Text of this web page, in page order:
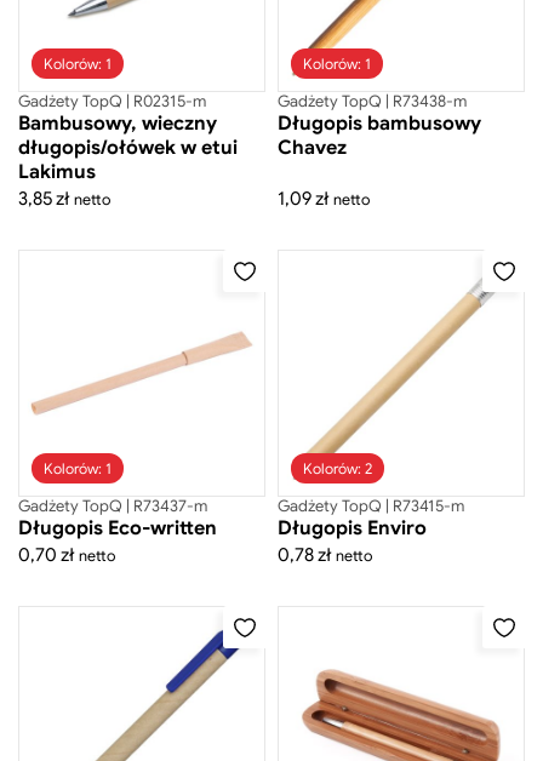
Odzież
Akcesoria do telefonów
Akcesoria osobiste
Branżowe
Do domu
Fit gadżety
Gadżety CSR
Gadżety do pracy zdalnej
Gadżety sportowe
Kosmetyczki
Kosze
Kubki do kawy
Maskotki
Kolorów: 1
Gadżety TopQ | R02315-m
Bambusowy, wieczny
długopis/ołówek w etui
Lakimus
3,85złnetto
Kolorów: 1
Gadżety TopQ | R73438-m
Długopis bambusowy
Chavez
1,09złnetto
Kolorów: 1
Gadżety TopQ | R73437-m
Długopis Eco-written
0,70 złnetto
Kolorów: 2
Gadżety TopQ | R73415-m
Długopis Enviro
0,78złnetto